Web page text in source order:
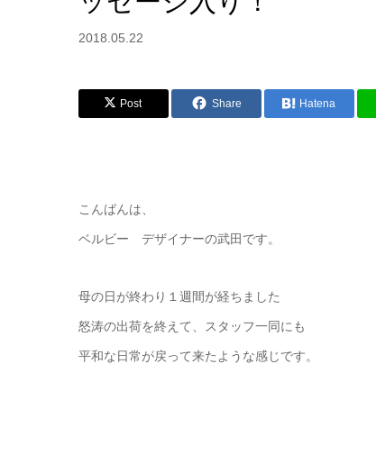
2018.05.22
Post Share Hatena
こんばんは、
ベルビー デザイナーの武田です。
母の日が終わり１週間が経ちました
怒涛の出荷を終えて、スタッフ一同にも
平和な日常が戻って来たような感じです。